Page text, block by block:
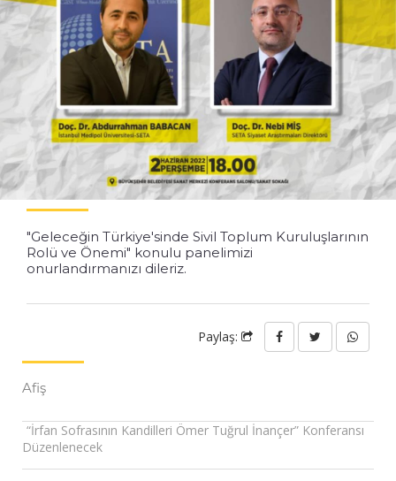
"Geleceğin Türkiye'sinde Sivil Toplum Kuruluşlarının
Rolü ve Önemi" konulu panelimizi
onurlandırmanızı dileriz.
Paylaş:
Afiş
“İrfan Sofrasının Kandilleri Ömer Tuğrul İnançer” Konferansı
Düzenlenecek